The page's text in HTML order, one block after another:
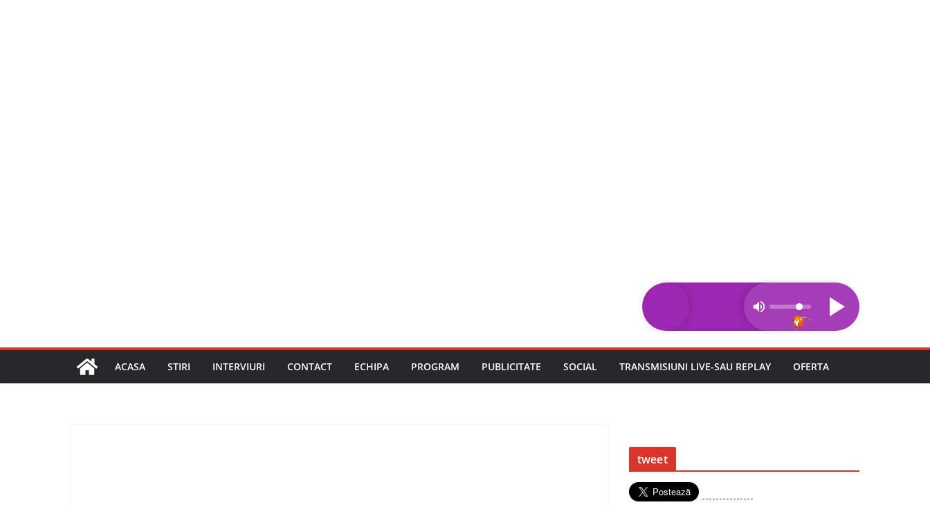
ACASA STIRI INTERVIURI CONTACT ECHIPA PROGRAM PUBLICITATE SOCIAL TRANSMISIUNI LIVE-SAU REPLAY OFERTA
tweet
---------------